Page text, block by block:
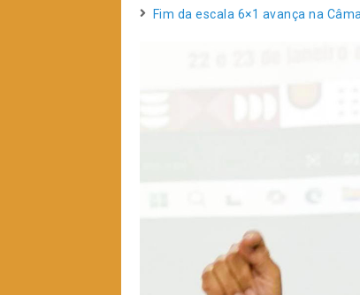
Fim da escala 6×1 avança na